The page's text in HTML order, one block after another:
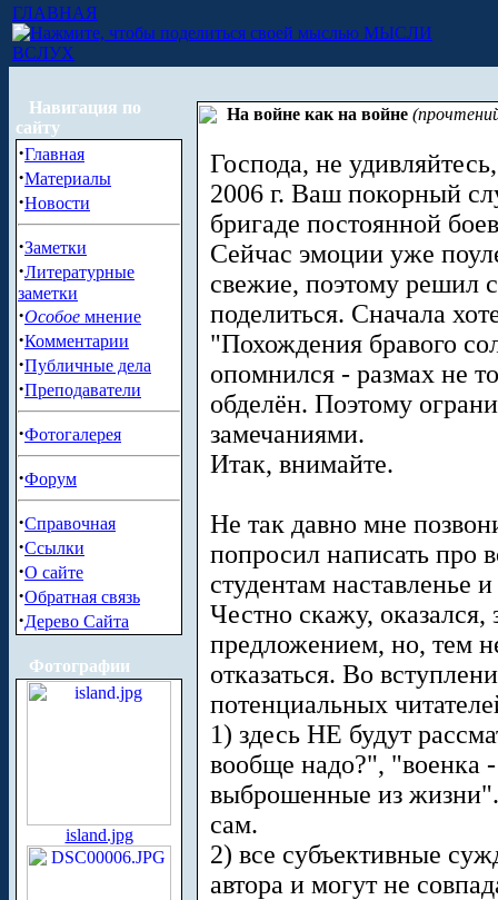
ГЛАВНАЯ
МЫСЛИ
ВСЛУХ
Навигация по
сайту
·Главная
·Материалы
·Новости
·Заметки
·Литературные
заметки
·Особое мнение
·Комментарии
·Публичные дела
·Преподаватели
·Фотогалерея
·Форум
·Справочная
·Ссылки
·О сайте
·Обратная связь
·Дерево Сайта
Фотографии
island.jpg
На войне как на войне
Господа, не
2006 г. Ваш покорный
бригаде постоянной
Сейчас эмоции уже
свежие, поэтому решил
поделиться. Сначала
"Похождения бравого
опомнился - размах не
обделён. Поэтому
замечаниями.
Итак, внимайте.
Не так давно мне
попросил написать про
студентам наставленье
Честно скажу, оказался,
предложением, но, тем
отказаться. Во
потенциальных
1) здесь НЕ будут
вообще надо?", "военка
выброшенные из
сам.
2) все субъективные
автора и могут не